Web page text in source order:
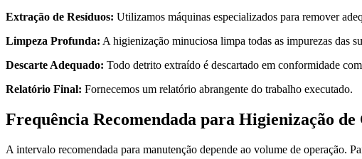
Extração de Resíduos: Utilizamos máquinas especializados para remover
Limpeza Profunda: A higienização minuciosa limpa todas as impurezas das
Descarte Adequado: Todo detrito extraído é descartado em conformidade
Relatório Final: Fornecemos um relatório abrangente do trabalho executado.
Frequência Recomendada para Higienização
A intervalo recomendada para manutenção depende ao volume de operação.